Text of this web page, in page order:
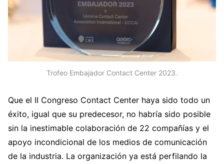
Trofeo Embajador Contact Center 2023.
Que el II Congreso Contact Center haya sido todo un
éxito, igual que su predecesor, no habría sido posible
sin la inestimable colaboración de 22 compañías y el
apoyo incondicional de los medios de comunicación
de la industria. La organización ya está perfilando la